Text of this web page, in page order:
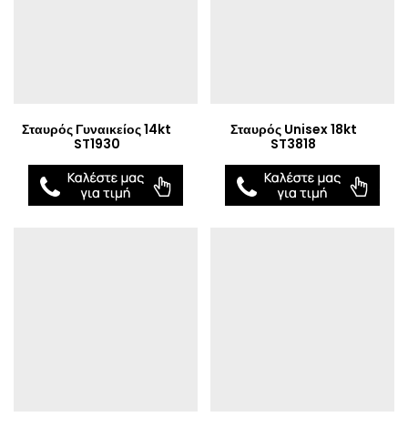
Σταυρός Γυναικείος 14kt
ST1930
Σταυρός Unisex 18kt
ST3818